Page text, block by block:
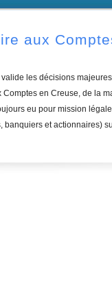
aux
les décisions
en Creuse, de la
eu pour mission
banquiers et actionnaires)